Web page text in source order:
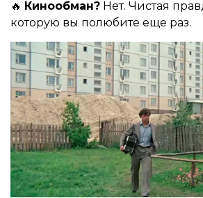
🔥 Кинообман? Нет. Чистая
которую вы полюбите еще раз.